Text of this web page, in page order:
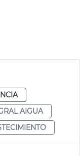
AIGUA